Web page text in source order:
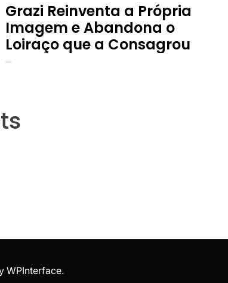
Grazi Reinventa a Própria
Imagem e Abandona o
Loiraço que a Consagrou
WPInterface.